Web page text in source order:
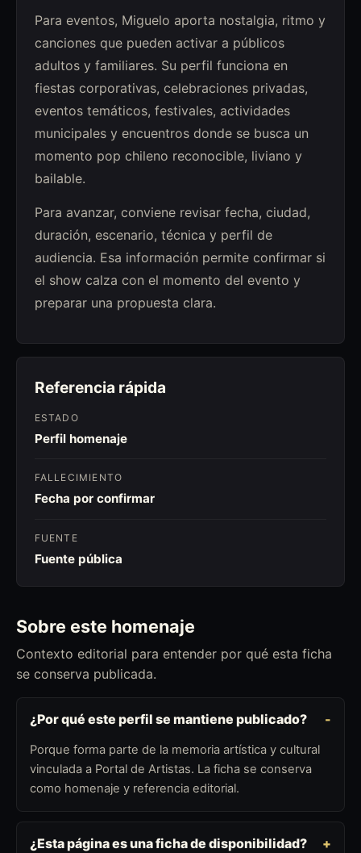
Para eventos, Miguelo aporta nostalgia, ritmo y
canciones que pueden activar a públicos
adultos y familiares. Su perfil funciona en
fiestas corporativas, celebraciones privadas,
eventos temáticos, festivales, actividades
municipales y encuentros donde se busca un
momento pop chileno reconocible, liviano y
bailable.
Para avanzar, conviene revisar fecha, ciudad,
duración, escenario, técnica y perfil de
audiencia. Esa información permite confirmar si
el show calza con el momento del evento y
preparar una propuesta clara.
Referencia rápida
ESTADO
Perfil homenaje
FALLECIMIENTO
Fecha por confirmar
FUENTE
Fuente pública
Sobre este homenaje
Contexto editorial para entender por qué esta ficha
se conserva publicada.
¿Por qué este perfil se mantiene publicado?
Porque forma parte de la memoria artística y cultural
vinculada a Portal de Artistas. La ficha se conserva
como homenaje y referencia editorial.
¿Esta página es una ficha de disponibilidad?